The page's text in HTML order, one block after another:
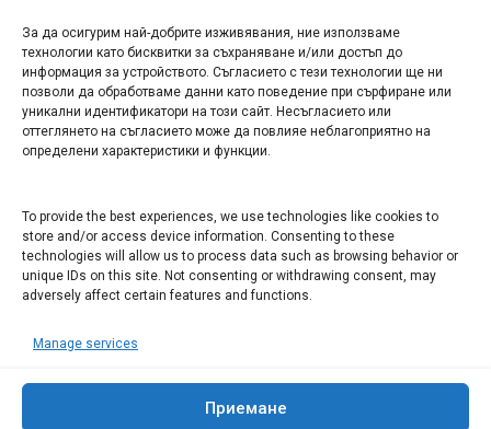
За да осигурим най-добрите изживявания, ние използваме
технологии като бисквитки за съхраняване и/или достъп до
информация за устройството. Съгласието с тези технологии ще ни
позволи да обработваме данни като поведение при сърфиране или
уникални идентификатори на този сайт. Несъгласието или
оттеглянето на съгласието може да повлияе неблагоприятно на
определени характеристики и функции.
To provide the best experiences, we use technologies like cookies to
store and/or access device information. Consenting to these
technologies will allow us to process data such as browsing behavior or
unique IDs on this site. Not consenting or withdrawing consent, may
adversely affect certain features and functions.
Manage services
Приемане
БИЗНЕС
Арт галерия "Мостове" – магазин за изкуство
СЕВЕРОЗАПАДА ИНФОРМАЦИОНЕН БИЗНЕС
ТУРИСТИЧЕСКИ КЛЪСТЕР
ИНСТИТУЦИИ В ЛОВЕЧ
Административен съд Ловеч
Областна администрация Ловеч
ОДМВР Ловеч
Окръжен съд Ловеч